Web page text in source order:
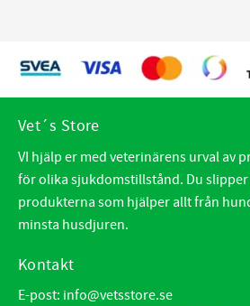
Vet´s Store
VI hjälp er med veterinärens urval av
för olika sjukdomstillstånd. Du
produkterna som hjälper allt från
minsta husdjuren.
Kontakt
E-post: info@vetsstore.se